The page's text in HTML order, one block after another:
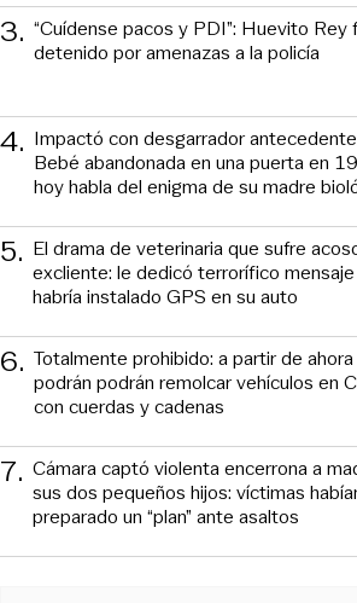
3. “Cuídense pacos y PDI”: Huevito Rey
detenido por amenazas a la policía
4. Impactó con desgarrador
Bebé abandonada en una puerta en
hoy habla del enigma de su madre
5. El drama de veterinaria que sufre
excliente: le dedicó terrorífico
habría instalado GPS en su auto
6. Totalmente prohibido: a partir de ahora
podrán podrán remolcar vehículos en
con cuerdas y cadenas
7. Cámara captó violenta encerrona a
sus dos pequeños hijos: víctimas
preparado un “plan” ante asaltos